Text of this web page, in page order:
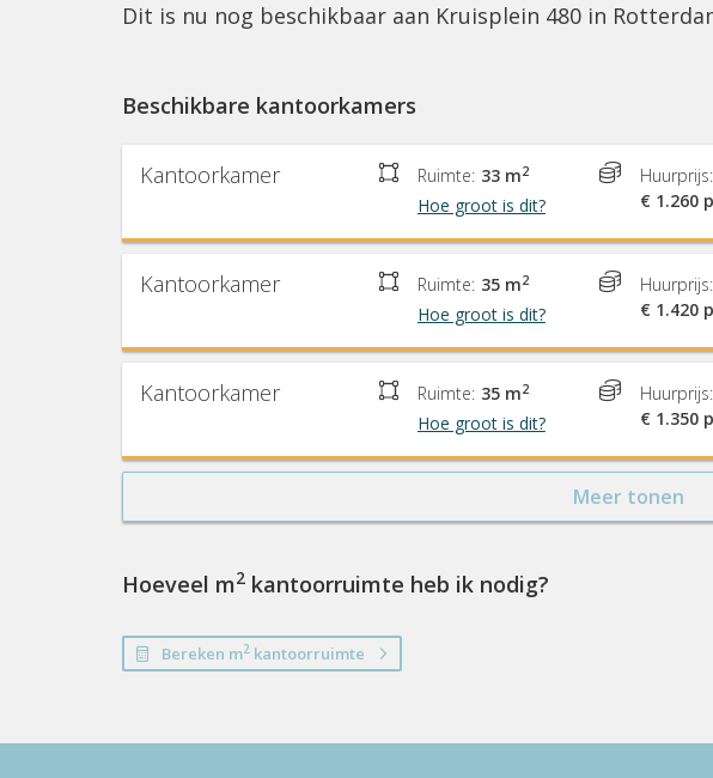
Dit is nu nog beschikbaar aan Kruisplein 480 in
Beschikbare kantoorkamers
Kantoorkamer Ruimte: 33 m2
Hoe groot is dit?
Huurprijs:
€ 1.260
Kantoorkamer Ruimte: 35 m2
Hoe groot is dit?
Huurprijs:
€ 1.420
Kantoorkamer Ruimte: 35 m2
Hoe groot is dit?
Huurprijs:
€ 1.350
Meer tonen
Hoeveel m2 kantoorruimte heb ik nodig?
Bereken m2 kantoorruimte